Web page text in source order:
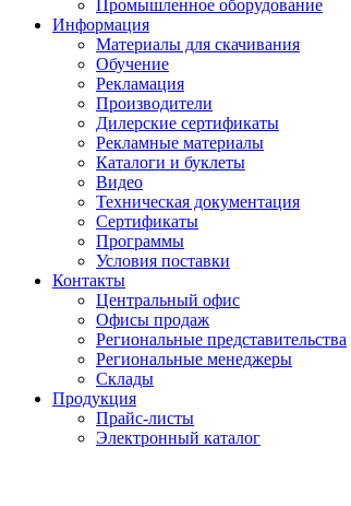
Промышленное оборудование
Информация
Материалы для скачивания
Обучение
Рекламация
Производители
Дилерские сертификаты
Рекламные материалы
Каталоги и буклеты
Видео
Техническая документация
Сертификаты
Программы
Условия поставки
Контакты
Центральный офис
Офисы продаж
Региональные представительства
Региональные менеджеры
Склады
Продукция
Прайс-листы
Электронный каталог